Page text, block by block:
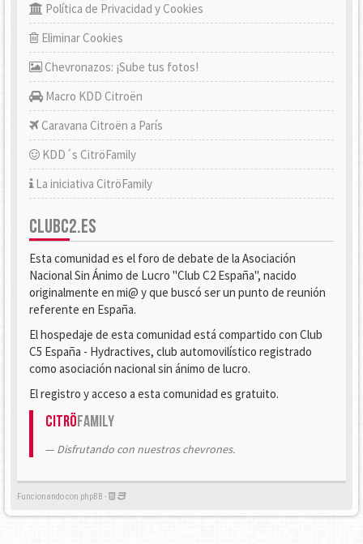
Política de Privacidad y Cookies
Eliminar Cookies
Chevronazos: ¡Sube tus fotos!
Macro KDD Citroën
Caravana Citroën a París
KDD´s CitröFamily
La iniciativa CitröFamily
CLUBC2.ES
Esta comunidad es el foro de debate de la Asociación
Nacional Sin Ánimo de Lucro "Club C2 España", nacido
originalmente en mi@ y que buscó ser un punto de reunión
referente en España.
El hospedaje de esta comunidad está compartido con Club
C5 España - Hydractives, club automovilístico registrado
como asociación nacional sin ánimo de lucro.
El registro y acceso a esta comunidad es gratuito.
CitröFamily
Disfrutando con nuestros chevrones.
Funcionando con phpBB -